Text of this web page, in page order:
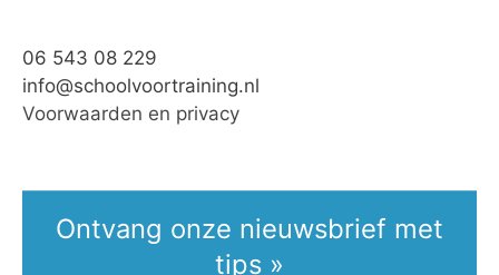
06 543 08 229
info@schoolvoortraining.nl
Voorwaarden en privacy
Ontvang onze nieuwsbrief met
tips »